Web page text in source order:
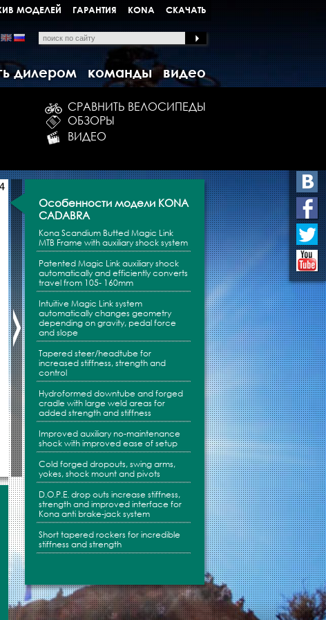
МОДЕЛЕЙ ГАРАНТИЯ KONA СКАЧАТЬ
дилером команды видео
СРАВНИТЬ ВЕЛОСИПЕДЫ
ОБЗОРЫ
ВИДЕО
14",16",17",18",19",20",22"
РАМА
Kona Race Light Scandium
ЗАДНИЙ АМОРТИЗАТОР
Fox Float RP23 (6.5 x 1.5)
ВИЛКА
Fox 32 Float RL 150mm w/
РУЛЕВАЯ КОЛОНКА
Gravity DL
ШАТУНЫ
Shimano SLX (15=170, 17-
СИСТЕМА
44/32/22
КАРЕТКА
Shimano SLX
ПЕДАЛИ
Shimano M520 Clipless
ЦЕПЬ
KMC HG53
КАССЕТА
Shimano Deore (11-34, 9spd)
ПЕРЕДНИЙ ПЕРЕКЛЮЧАТЕЛЬ
Shimano Deore
ЗАДНИЙ ПЕРЕКЛЮЧАТЕЛЬ
Shimano XT Shadow
МАНЕТКИ
Shimano Deore
РУЛЬ
Kona XC/BC Riser (31.8mm
ВЫНОС
Kona XC/BC (6°± ;
РУЧКИ
Kona Race Light
ТОРМОЗА
Shimano M575 Disc 7"
ТОРМОЗНЫЕ РЫЧАГИ
Shimano M575 Disc
Mavic Crossride Wheelset
Mavic Crossride Wheelset
СПИЦЫ
Mavic Crossride Wheelset
ШИНЫ
Maxxis Aspen 26 x 2.25 Kevlar
Особенности модели KONA
CADABRA
Kona Scandium Butted Magic Link
MTB Frame with auxiliary shock system
Patented Magic Link auxiliary shock
automatically and efficiently converts
travel from 105- 160mm
Intuitive Magic Link system
automatically changes geometry
depending on gravity, pedal force
and slope
Tapered steer/headtube for
increased stiffness, strength and
control
Hydroformed downtube and forged
cradle with large weld areas for
added strength and stiffness
Improved auxiliary no-maintenance
shock with improved ease of setup
Cold forged dropouts, swing arms,
yokes, shock mount and pivots
D.O.P.E. drop outs increase stiffness,
strength and improved interface for
Kona anti brake-jack system
Short tapered rockers for incredible
stiffness and strength